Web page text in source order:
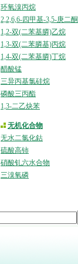
环氧溴丙烷
2,2,6,6-四甲基-3,5-庚二酮
1,2-双(二苯基膦)乙烷
1,3-双(二苯膦基)丙烷
1,4-双(二苯基膦)丁烷
醋酸锰
三异丙基氯硅烷
磷酸三丙酯
1,3-二乙炔苯
无机化合物
无水二氯化鈷
硫酸高铈
硝酸钆六水合物
三溴氧磷